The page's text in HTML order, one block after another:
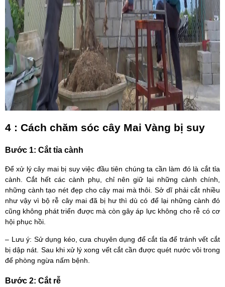
4 : Cách chăm sóc cây Mai Vàng bị suy
Bước 1: Cắt tỉa cành
Để xử lý cây mai bị suy việc đầu tiên chúng ta cần làm đó là cắt tỉa
cành. Cắt hết các cành phụ, chỉ nên giữ lại những cành chính,
những cành tạo nét đẹp cho cây mai mà thôi. Sở dĩ phải cắt nhiều
như vậy vì bộ rễ cây mai đã bị hư thì dù có để lại những cành đó
cũng không phát triển được mà còn gây áp lực không cho rễ có cơ
hội phục hồi.
– Lưu ý: Sử dụng kéo, cưa chuyên dụng để cắt tỉa để tránh vết cắt
bị dập nát. Sau khi xử lý xong vết cắt cần được quét nước vôi trong
để phòng ngừa nấm bệnh.
Bước 2: Cắt rễ